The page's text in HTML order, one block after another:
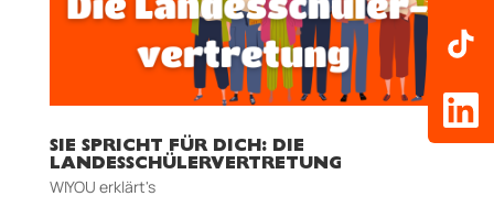
SIE SPRICHT FÜR DICH: DIE
LANDESSCHÜLERVERTRETUNG
WIYOU erklärt's